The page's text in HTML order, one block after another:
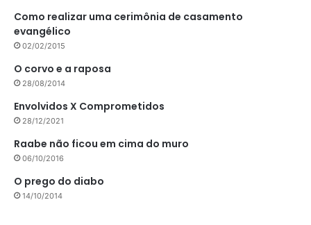
Como realizar uma cerimônia de casamento
evangélico
02/02/2015
O corvo e a raposa
28/08/2014
Envolvidos X Comprometidos
28/12/2021
Raabe não ficou em cima do muro
06/10/2016
O prego do diabo
14/10/2014